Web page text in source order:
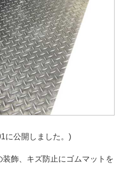
に公開しました。)
飾、キズ防止にゴムマットを